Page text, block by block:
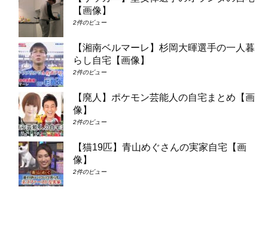
【画像】
2件のビュー
【湘南ベルマーレ】杉岡大暉選手の一人暮
らし自宅【画像】
2件のビュー
【廃人】ポケモン芸能人の自宅まとめ【画
像】
2件のビュー
【猫19匹】青山めぐさんの実家自宅【画
像】
2件のビュー